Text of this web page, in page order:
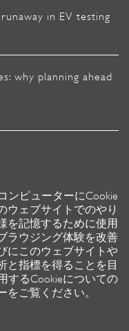
ンピューターにCookie
ウェブサイトでのやり
を記憶するために使用
ラウジング体験を改善
にこのウェブサイトや
と指標を得ることを目
するCookieについての
ご覧ください。
in EV testing
why planning ahead
Vehicle Moving for